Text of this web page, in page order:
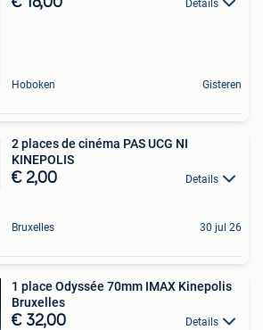
Details
Hoboken Gisteren
2 places de cinéma PAS UCG NI
KINEPOLIS
€ 2,00 Details
Bruxelles 30 jul 26
1 place Odyssée 70mm IMAX Kinepolis
Bruxelles
€ 32,00 Details